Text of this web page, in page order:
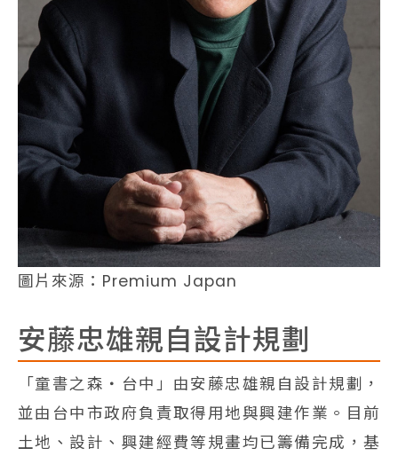
圖片來源：Premium Japan
安藤忠雄親自設計規劃
「童書之森・台中」由安藤忠雄親自設計規劃，
並由台中市政府負責取得用地與興建作業。目前
土地、設計、興建經費等規畫均已籌備完成，基